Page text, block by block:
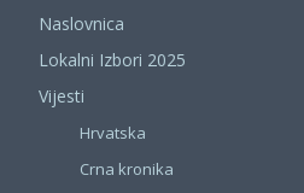
Naslovnica
Lokalni Izbori 2025
Vijesti
Hrvatska
Crna kronika